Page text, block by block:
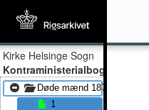
Kirke Helsinge Sogn
Kontraministerialbog
Døde mænd 1874 - Døde
1